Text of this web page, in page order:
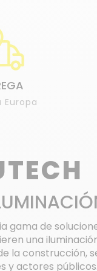
Europa
gama de
una
la construcción,
y actores públicos.